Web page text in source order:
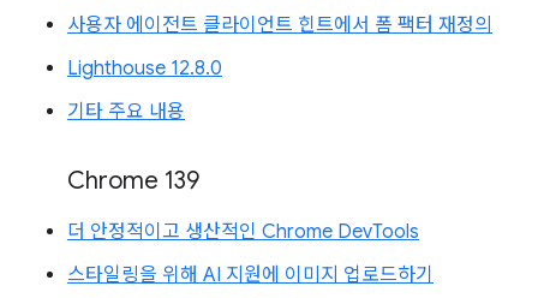
사용자 에이전트 클라이언트 힌트에서 폼 팩터 재정의
Lighthouse 12.8.0
기타 주요 내용
Chrome 139
더 안정적이고 생산적인 Chrome DevTools
스타일링을 위해 AI 지원에 이미지 업로드하기